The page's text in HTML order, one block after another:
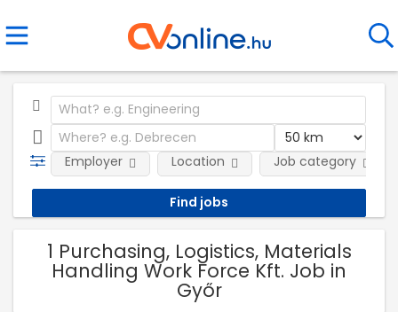
Employer Location Job category
1 Purchasing, Logistics, Materials
Handling Work Force Kft. Job in
Győr